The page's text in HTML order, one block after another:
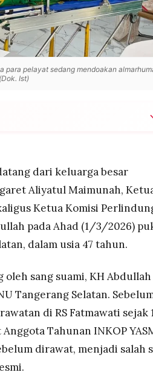
para pelayat sedang mendoakan
Ist)
sebagai kehilangan besar
Mamba'ul Ma'arif, Denanyar,
besarnya dari jalur KH Bisri
dari keluarga besar
Aliyatul Maimunah,
Ketua Komisi
pada Ahad (1/3/2026)
dalam usia 47 tahun.
sang suami, KH Abdullah
Tangerang Selatan.
di RS Fatmawati sejak
Tahunan INKOP
dirawat, menjadi salah